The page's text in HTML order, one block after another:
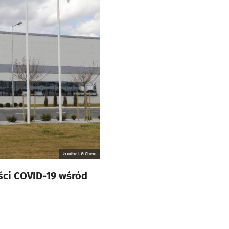
źródło: LG Chem
COVID-19 wśród